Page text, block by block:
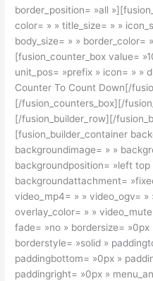
border_position= »all
color= » » title_size= » »
body_size= » » border_color=
[fusion_counter_box value=
unit_pos= »prefix » icon= » »
Counter To Count Down[/
[/fusion_counters_box][/
[/fusion_builder_row][/
[fusion_builder_container
backgroundimage= » »
backgroundposition= »left top
backgroundattachment=
video_mp4= » » video_ogv= »
overlay_color= » »
fade= »no » bordersize= »0px
borderstyle= »solid »
paddingbottom= »0px »
paddingright= »0px »